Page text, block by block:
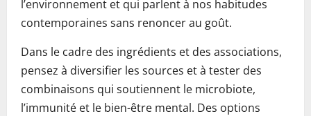
l’environnement et qui parlent à nos habitudes
contemporaines sans renoncer au goût.
Dans le cadre des ingrédients et des associations,
pensez à diversifier les sources et à tester des
combinaisons qui soutiennent le microbiote,
l’immunité et le bien-être mental. Des options